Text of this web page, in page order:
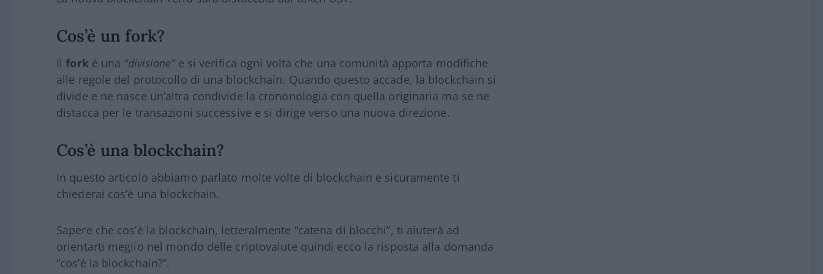
Cos’è un fork?
Ilforkè una “divisione”e si verifica ogni volta che una comunità apporta modifiche
alle regole del protocollo di una blockchain. Quando questo accade, la blockchain si
divide e ne nasce un’altra condivide la crononologia con quella originaria ma se ne
distacca per le transazioni successive e si dirige verso una nuova direzione.
Cos’è una blockchain?
In questo articolo abbiamo parlato molte volte di blockchain e sicuramente ti
chiederai cos’è una blockchain.
Sapere che cos’è la blockchain, letteralmente “catena di blocchi”, ti aiuterà ad
orientarti meglio nel mondo delle criptovalute quindi ecco la risposta alla domanda
“cos’è la blockchain?”.